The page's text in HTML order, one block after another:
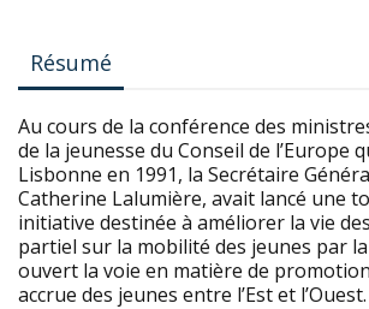
Résumé
Au cours de la conférence des
de la jeunesse du Conseil de l’Europe
Lisbonne en 1991, la Secrétaire
Catherine Lalumière, avait lancé une
initiative destinée à améliorer la vie
partiel sur la mobilité des jeunes par
ouvert la voie en matière de
accrue des jeunes entre l’Est et l’Ouest.